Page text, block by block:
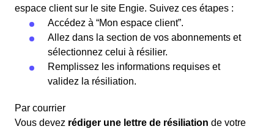
espace client sur le site Engie. Suivez ces étapes :
Accédez à “Mon espace client”.
Allez dans la section de vos abonnements et
sélectionnez celui à résilier.
Remplissez les informations requises et
validez la résiliation.
Par courrier
Vous devez rédiger une lettre de résiliation de votre